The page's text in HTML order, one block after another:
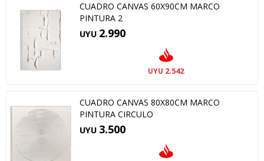
CUADRO CANVAS 60X90CM MARCO
PINTURA 2
UYU 2.990
UYU 2.542
CUADRO CANVAS 80X80CM MARCO
PINTURA CIRCULO
UYU 3.500